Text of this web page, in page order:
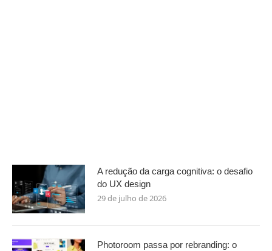
A redução da carga cognitiva: o desafio
do UX design
29 de julho de 2026
Photoroom passa por rebranding: o